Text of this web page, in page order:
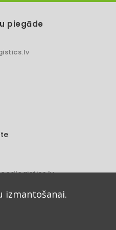
piegāde
izmantošanai.